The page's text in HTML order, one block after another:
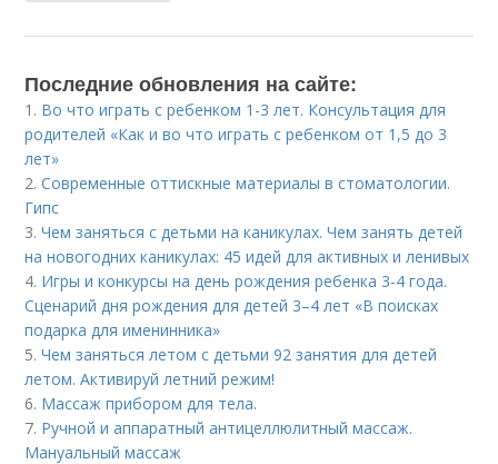
Последние обновления на сайте:
1. Во что играть с ребенком 1-3 лет. Консультация для
родителей «Как и во что играть с ребенком от 1,5 до 3
лет»
2.Современные оттискные материалы в стоматологии.
Гипс
3.Чем заняться с детьми на каникулах. Чем занять детей
на новогодних каникулах: 45 идей для активных и ленивых
4. Игры и конкурсы на день рождения ребенка 3-4 года.
Сценарий дня рождения для детей 3–4 лет «В поисках
подарка для именинника»
5.Чем заняться летом с детьми 92 занятия для детей
летом. Активируй летний режим!
6. Массаж прибором для тела.
7. Ручной и аппаратный антицеллюлитный массаж.
Мануальный массаж